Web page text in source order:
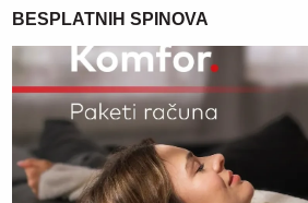
BESPLATNIH SPINOVA